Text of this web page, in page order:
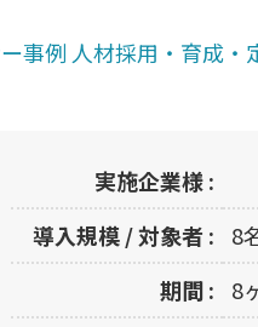
事例 人材採用・育成・
実施企業様 :
導入規模 / 対象者 :
8
期間 :
8